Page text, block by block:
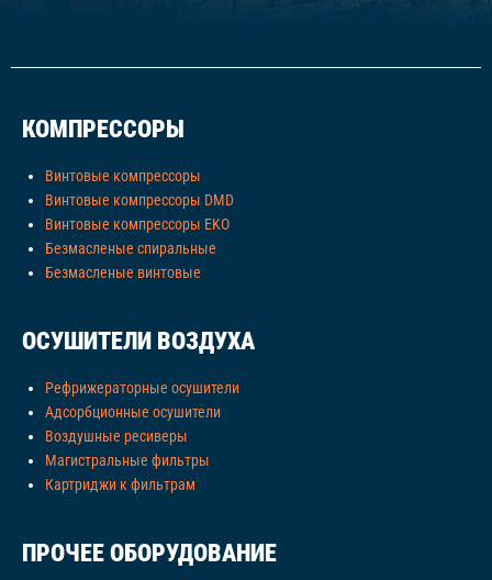
КОМПРЕССОРЫ
Винтовые компрессоры
Винтовые компрессоры DMD
Винтовые компрессоры EKO
Безмасленые спиральные
Безмасленые винтовые
ОСУШИТЕЛИ ВОЗДУХА
Рефрижераторные осушители
Адсорбционные осушители
Воздушные ресиверы
Магистральные фильтры
Картриджи к фильтрам
ПРОЧЕЕ ОБОРУДОВАНИЕ